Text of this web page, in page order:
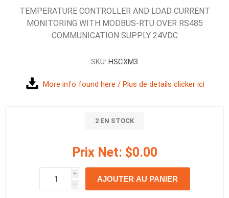
TEMPERATURE CONTROLLER AND LOAD CURRENT
MONITORING WITH MODBUS-RTU OVER RS485
COMMUNICATION SUPPLY 24VDC
SKU: HSCXM3
More info found here / Plus de details clicker ici
2 EN STOCK
Prix Net: $0.00
i
h
h
AJOUTER AU PANIER